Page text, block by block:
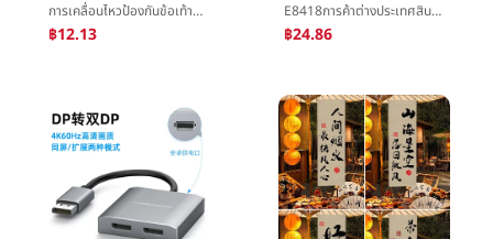
การเคลื่อนไหวป้องกันข้อเท้าการถักบาสเกตบอลนักไต่เขาแบดมินตันฟิตเนสé²ป้องกันป้องกันèข้อเท้าข้อเท้าแพลงชายและหญิงในนามของ
฿12.13
E8418การค้าต่างประเทศสินค้าใหม่ต่างหูยุโรปRetroโลหะผสมดอกไม้ต่างหูหญิงอารมณ์เส้นดอกไม้ต่างหู
฿24.86